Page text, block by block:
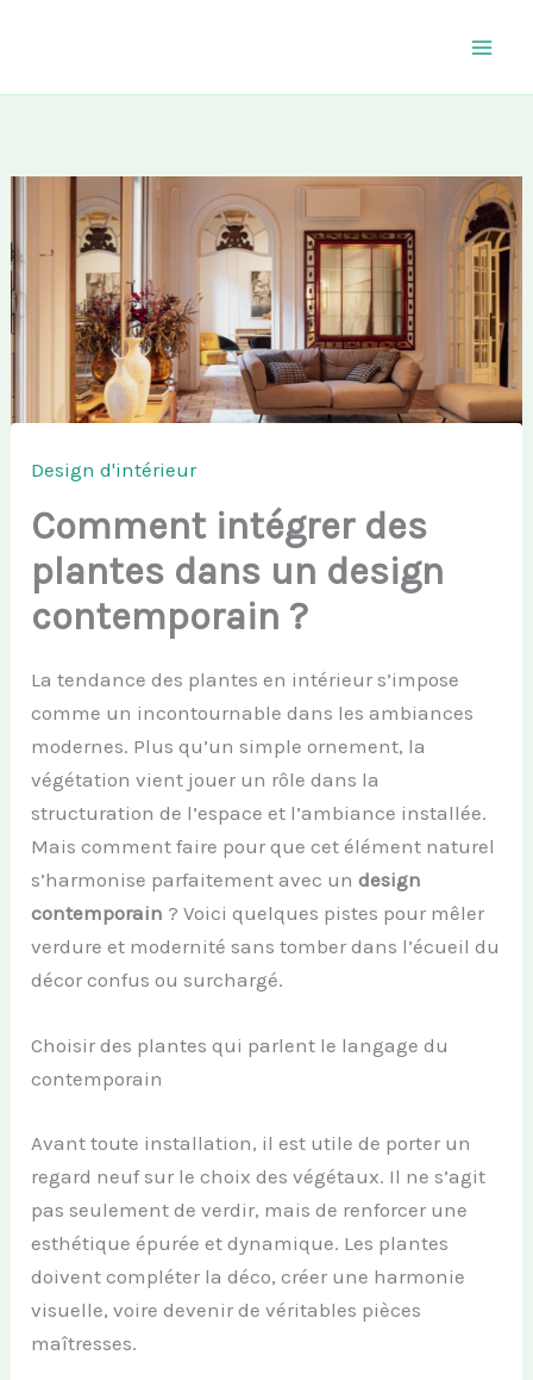
Design d'intérieur
Comment intégrer des
plantes dans un design
contemporain ?
La tendance des plantes en intérieur s’impose
comme un incontournable dans les ambiances
modernes. Plus qu’un simple ornement, la
végétation vient jouer un rôle dans la
structuration de l’espace et l’ambiance installée.
Mais comment faire pour que cet élément naturel
s’harmonise parfaitement avec undesign
contemporain ? Voici quelques pistes pour mêler
verdure et modernité sans tomber dans l’écueil du
décor confus ou surchargé.
Choisir des plantes qui parlent le langage du
contemporain
Avant toute installation, il est utile de porter un
regard neuf sur le choix des végétaux. Il ne s’agit
pas seulement de verdir, mais de renforcer une
esthétique épurée et dynamique. Les plantes
doivent compléter la déco, créer une harmonie
visuelle, voire devenir de véritables pièces
maîtresses.